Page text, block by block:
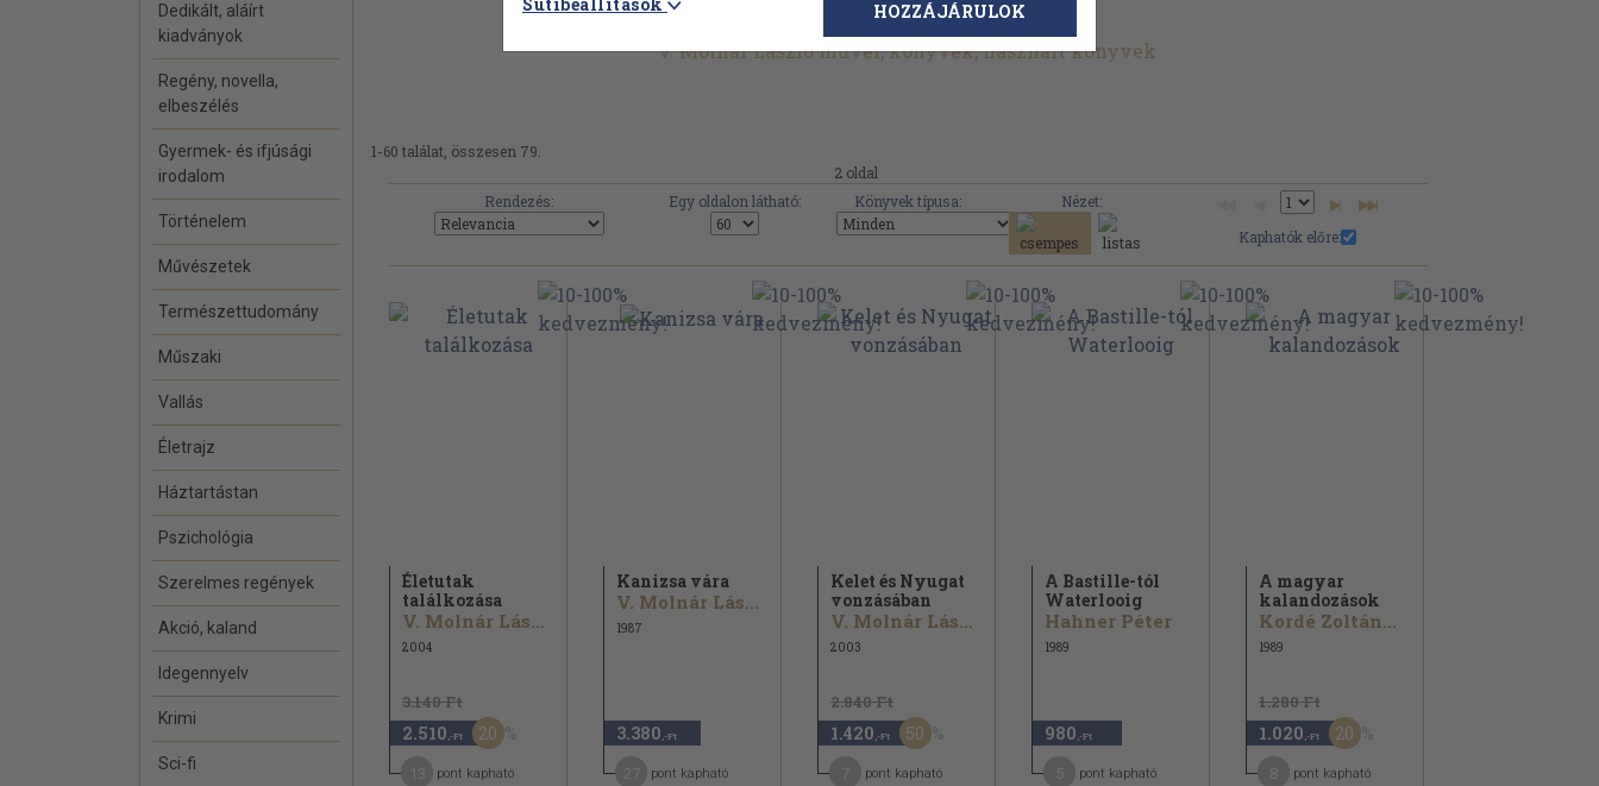
Dedikált, aláírt
kiadványok
Regény, novella,
elbeszélés
Gyermek- és ifjúsági
irodalom
Történelem
Művészetek
Természettudomány
Műszaki
Vallás
Életrajz
Háztartástan
Pszichológia
Szerelmes regények
Akció, kaland
Idegennyelv
Krimi
Sci-fi
V. Molnár László művei, könyvek, használt könyvek
1-60 találat, összesen 79.
2 oldal
Rendezés:
Egy oldalon látható: Könyvek típusa:
Nézet:
Kaphatók előre:
Életutak
találkozása
V. Molnár László
2004
3.140 Ft
2.510 ,-Ft 20
pont kapható
Kanizsa vára
V. Molnár László
1987
3.380 ,-Ft
pont kapható
Kelet és Nyugat
vonzásában
V. Molnár László
2003
2.840 Ft
1.420 ,-Ft 50
pont kapható
A Bastille-tól
Waterlooig
Hahner Péter
1989
980 ,-Ft
pont kapható
A magyar
kalandozások
Kordé Zoltán...
1989
1.280 Ft
1.020 ,-Ft 20
pont kapható
HOZZÁJÁRULOK